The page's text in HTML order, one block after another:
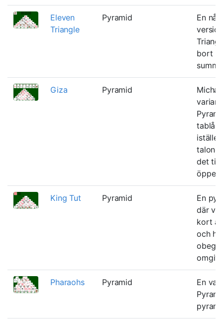
Eleven
Triangle
Pyramid
En
bort
Giza Pyramid
tablå
det till
öppet
King Tut Pyramid
En
där vi
kort åt
och
Pharaohs Pyramid
En